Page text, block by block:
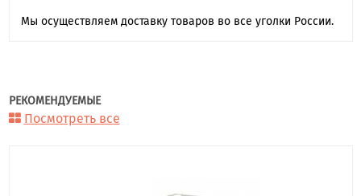
Мы осуществляем доставку товаров во все уголки России.
РЕКОМЕНДУЕМЫЕ
Посмотреть все